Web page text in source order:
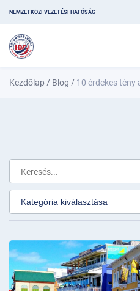
NEMZETKÖZI VEZETÉSI HATÓSÁG
Kezdőlap / Blog / 10 érdekes tény